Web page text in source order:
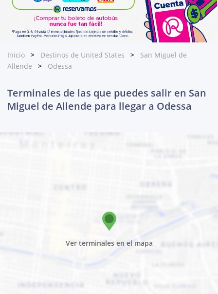
Inicio Destinos de United States
San Miguel de
Allende
Odessa
Terminales de las que puedes salir en San
Miguel de Allende para llegar a Odessa
Ver terminales en el mapa